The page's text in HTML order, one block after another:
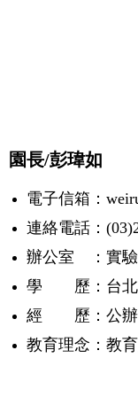
園長/彭瑋如
電子信箱：
連絡電話：
辦公室 ：實驗
學 歷：台北
經 歷：公辦
教育理念：教